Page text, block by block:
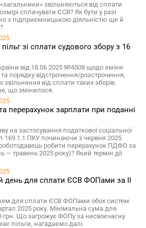
звільняються від сплати
сплачувати ЄСВ? Як бути у разі
з підприємницькою діяльністю ще й
зі сплати судового збору з 16
від 18.06.2025 №4508 щодо зміни
та порядку відстрочення/розстрочення,
від сплати таких зборів.
що змінилося.
перерахунок зарплати при поданні
на застосування податкової соціальної
169.1.1 ПКУ починаючи з червня 2025
робити перерахунок ПДФО за
— травень 2025 року)? Який термін дії
день для сплати ЄСВ ФОПами за ІІ
для сплати ЄСВ ФОПами обох систем
2025 року. Мінімальна сума для
грн. Що загрожує ФОПу за несвоєчасну
пільги, нагадаємо далі.